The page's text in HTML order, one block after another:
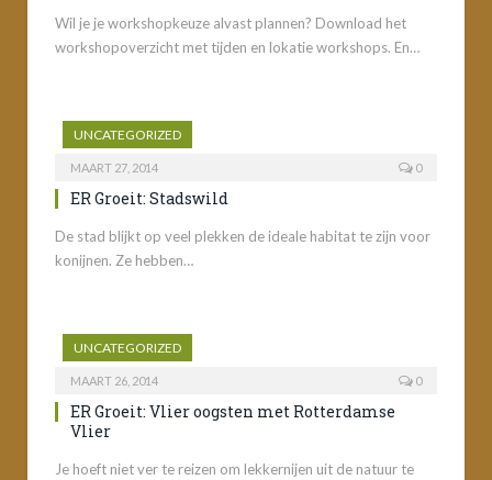
Wil je je workshopkeuze alvast plannen? Download het
workshopoverzicht met tijden en lokatie workshops. En…
UNCATEGORIZED
MAART 27, 2014 0
ER Groeit: Stadswild
De stad blijkt op veel plekken de ideale habitat te zijn voor
konijnen. Ze hebben…
UNCATEGORIZED
MAART 26, 2014 0
ER Groeit: Vlier oogsten met Rotterdamse
Vlier
Je hoeft niet ver te reizen om lekkernijen uit de natuur te